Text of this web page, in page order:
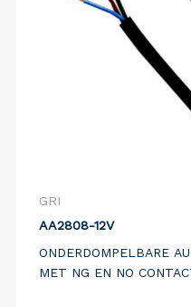
GRI
AA2808-12V
ONDERDOMPELBARE
MET NG EN NO